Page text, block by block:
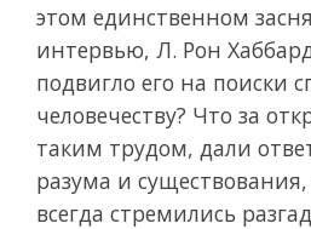
этом единственном
интервью, Л. Рон
подвигло его на поиски
человечеству? Что за
таким трудом, дали
разума и
всегда стремились